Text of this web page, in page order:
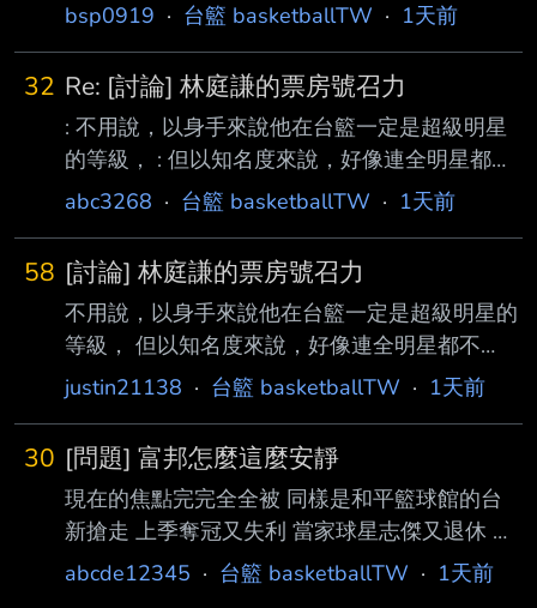
bsp0919 · 台籃 basketballTW · 1天前
32 Re: [討論] 林庭謙的票房號召力
: 不用說，以身手來說他在台籃一定是超級明星
的等級， : 但以知名度來說，好像連全明星都不
到？IG粉絲三萬多人而已 : 林志傑在他這個年
: 看台籃的人，好像多少聽過志傑，但現在如果
去街上問知不知道林庭謙 : 沒看台籃的人可能不
知道。這樣戰神票房真能大幅提升？庭謙相關週
邊 : 真能大賣？我抱持疑問。以身手來看，我覺
得27歲的庭謙比27歲的志傑強， : 但為何知名度
會差這麼多呢？莫非是因為當時志傑身邊有國
父？ : ----- : Sent from MeowPtt
abc3268 · 台籃 basketballTW · 1天前
58 [討論] 林庭謙的票房號召力
不用說，以身手來說他在台籃一定是超級明星的
等級， 但以知名度來說，好像連全明星都不
到？IG粉絲三萬多人而已 林志傑在他這個年
看台籃的人，好像多少聽過志傑，但現在如果去
街上問知不知道林庭謙 沒看台籃的人可能不知
道。這樣戰神票房真能大幅提升？庭謙相關週邊
真能大賣？我抱持疑問。以身手來看，我覺得27
歲的庭謙比27歲的志傑強， 但為何知名度會差
justin21138 · 台籃 basketballTW · 1天前
30 [問題] 富邦怎麼這麼安靜
現在的焦點完完全全被 同樣是和平籃球館的台
新搶走 上季奪冠又失利 當家球星志傑又退休 顏
值帥臉姐夫也轉隊 照理來說應該超大動作補強
abcde12345 · 台籃 basketballTW · 1天前